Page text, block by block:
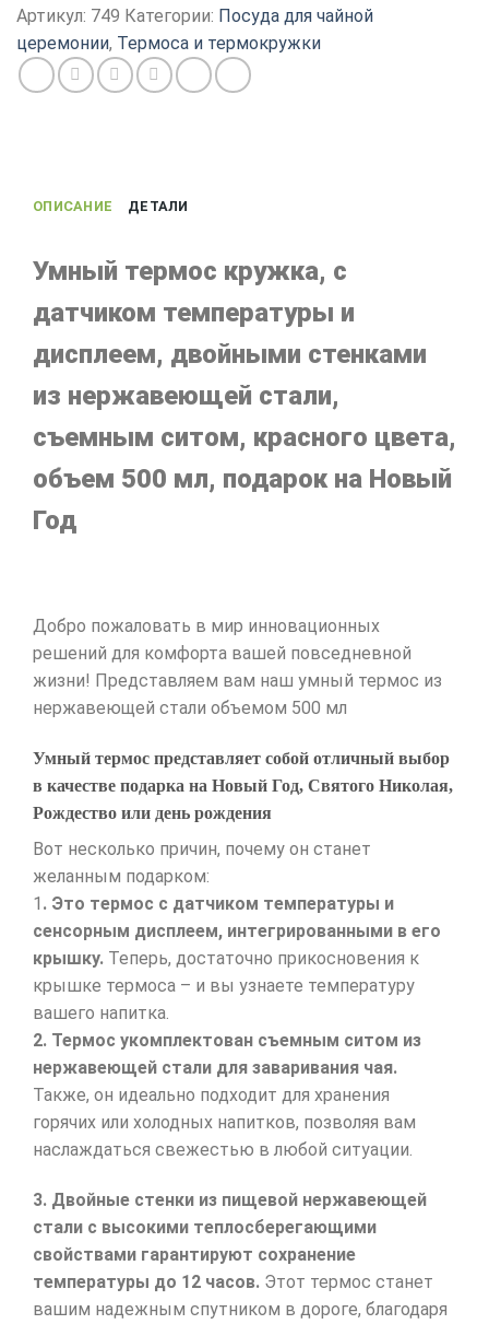
Артикул: 749 Категории: Посуда для чайной
церемонии, Термоса и термокружки
ОПИСАНИЕ ДЕТАЛИ
Умный термос кружка, с
датчиком температуры и
дисплеем, двойными стенками
из нержавеющей стали,
съемным ситом, красного цвета,
объем 500 мл, подарок на Новый
Год
Добро пожаловать в мир инновационных
решений для комфорта вашей повседневной
жизни! Представляем вам наш умный термос из
нержавеющей стали объемом 500 мл
Умный термос представляет собой отличный выбор
в качестве подарка на Новый Год, Святого Николая,
Рождество или день рождения
Вот несколько причин, почему он станет
желанным подарком:
1 . Это термос с датчиком температуры и
сенсорным дисплеем, интегрированными в его
крышку. Теперь, достаточно прикосновения к
крышке термоса – и вы узнаете температуру
вашего напитка.
2. Термос укомплектован съемным ситом из
нержавеющей стали для заваривания чая.
Также, он идеально подходит для хранения
горячих или холодных напитков, позволяя вам
наслаждаться свежестью в любой ситуации.
3. Двойные стенки из пищевой нержавеющей
стали с высокими теплосберегающими
свойствами гарантируют сохранение
температуры до 12 часов. Этот термос станет
вашим надежным спутником в дороге, благодаря